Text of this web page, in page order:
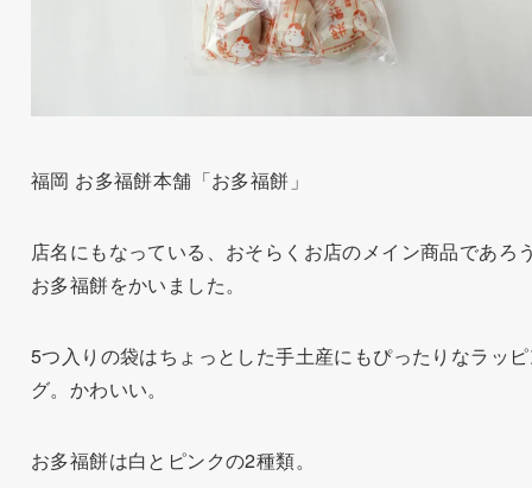
福岡 お多福餅本舗「お多福餅」
店名にもなっている、おそらくお店のメイン商品であろ
お多福餅をかいました。
5つ入りの袋はちょっとした手土産にもぴったりなラッ
グ。かわいい。
お多福餅は白とピンクの2種類。